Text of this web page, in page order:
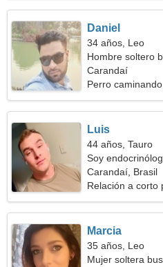
Daniel
34 años, Leo
Hombre soltero
Carandaí
Perro
Luis
44 años, Tauro
Soy
seductora
Carandaí, Brasil
Relación a corto
Marcia
35 años, Leo
Mujer soltera